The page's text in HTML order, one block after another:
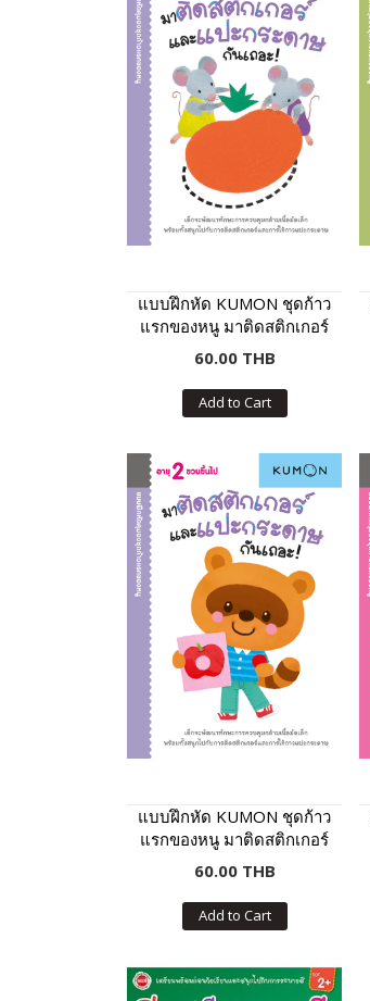
แบบฝึกหัด KUMON ชุดก้าว
แรกของหนู มาติดสติกเกอร์
และแปะกระดาษกันเถอะ
60.00 THB
Add to Cart
แบบฝึกหัด KUMON ชุดก้าว
แรกของหนู มาติดสติกเกอร์
และแปะกระดาษกันเถอะ
60.00 THB
Add to Cart